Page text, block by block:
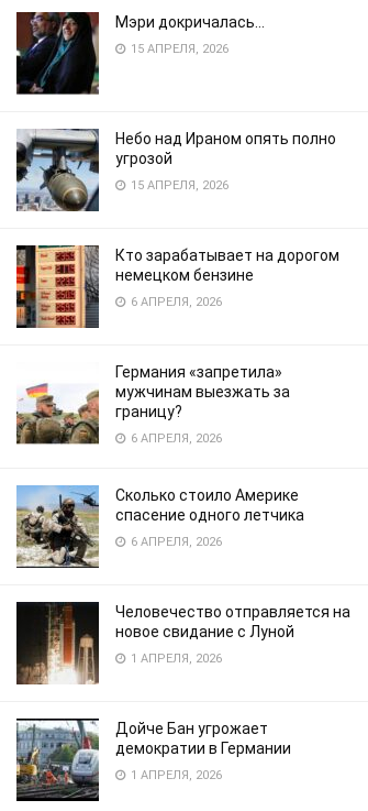
Мэри докричалась…
15 АПРЕЛЯ, 2026
Небо над Ираном опять полно
угрозой
15 АПРЕЛЯ, 2026
Кто зарабатывает на дорогом
немецком бензине
6 АПРЕЛЯ, 2026
Германия «запретила»
мужчинам выезжать за
границу?
6 АПРЕЛЯ, 2026
Сколько стоило Америке
спасение одного летчика
6 АПРЕЛЯ, 2026
Человечество отправляется на
новое свидание с Луной
1 АПРЕЛЯ, 2026
Дойче Бан угрожает
демократии в Германии
1 АПРЕЛЯ, 2026